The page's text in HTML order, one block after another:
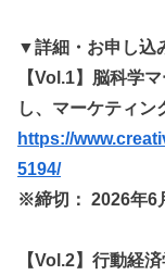
▼詳細・お申し込
【Vol.1】脳科学
し、マーケティン
https://
5194/
※締切： 2026年6
【Vol.2】行動経